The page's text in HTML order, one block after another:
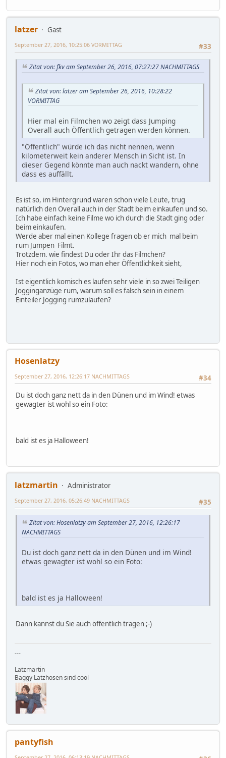
latzer
Gast
#33
September 27, 2016, 10:25:06 VORMITTAG
Zitat von: fkv am September 26, 2016, 07:27:27 NACHMITTAGS
Zitat von: latzer am September 26, 2016, 10:28:22
VORMITTAG
Hier mal ein Filmchen wo zeigt dass Jumping
Overall auch Öffentlich getragen werden können.
"Öffentlich" würde ich das nicht nennen, wenn
kilometerweit kein anderer Mensch in Sicht ist. In
dieser Gegend könnte man auch nackt wandern, ohne
dass es auffällt.
Es ist so, im Hintergrund waren schon viele Leute, trug
natürlich den Overall auch in der Stadt beim einkaufen und so.
Ich habe einfach keine Filme wo ich durch die Stadt ging oder
beim einkaufen.
Werde aber mal einen Kollege fragen ob er mich mal beim
rum Jumpen Filmt.
Trotzdem. wie findest Du oder Ihr das Filmchen?
Hier noch ein Fotos, wo man eher Öffentlichkeit sieht,
Ist eigentlich komisch es laufen sehr viele in so zwei Teiligen
Jogginganzüge rum, warum soll es falsch sein in einem
Einteiler Jogging rumzulaufen?
Hosenlatzy
#34
September 27, 2016, 12:26:17 NACHMITTAGS
Du ist doch ganz nett da in den Dünen und im Wind! etwas
gewagter ist wohl so ein Foto:
bald ist es ja Halloween!
latzmartin
Administrator
#35
September 27, 2016, 05:26:49 NACHMITTAGS
Zitat von: Hosenlatzy am September 27, 2016, 12:26:17
NACHMITTAGS
Du ist doch ganz nett da in den Dünen und im Wind!
etwas gewagter ist wohl so ein Foto:
bald ist es ja Halloween!
Dann kannst du Sie auch öffentlich tragen ;-)
---
Latzmartin
Baggy Latzhosen sind cool
pantyfish